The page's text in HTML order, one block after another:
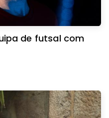
de futsal com